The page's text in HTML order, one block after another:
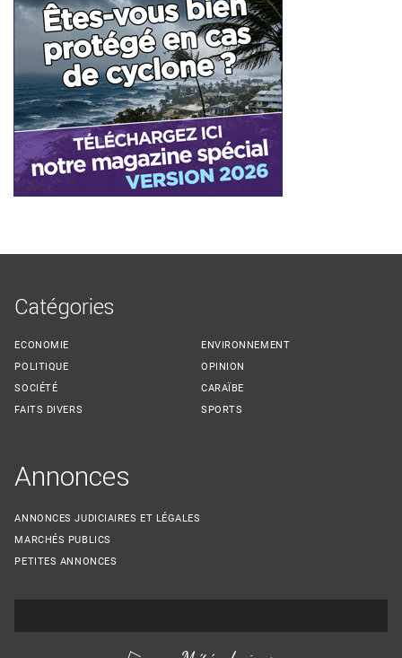
Catégories
ECONOMIE
POLITIQUE
SOCIÉTÉ
FAITS DIVERS
ENVIRONNEMENT
OPINION
CARAÏBE
SPORTS
Annonces
ANNONCES JUDICIAIRES ET LÉGALES
MARCHÉS PUBLICS
PETITES ANNONCES